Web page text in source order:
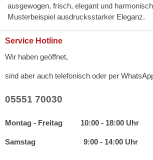
ausgewogen, frisch, elegant und
Musterbeispiel ausdrucksstarker Eleganz.
Service Hotline
Wir haben geöffnet,
sind aber auch telefonisch oder per
05551 70030
Montag - Freitag 10:00 - 18:00 Uhr
Samstag 9:00 - 14:00 Uhr